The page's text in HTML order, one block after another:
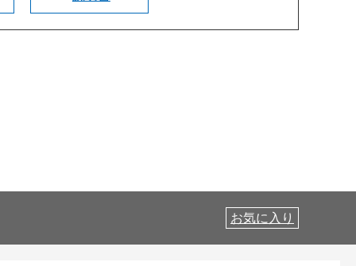
お気に入り